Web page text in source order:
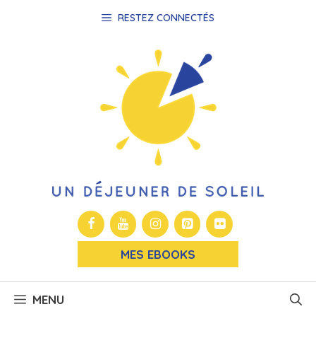
RESTEZ CONNECTÉS
MES EBOOKS
MENU